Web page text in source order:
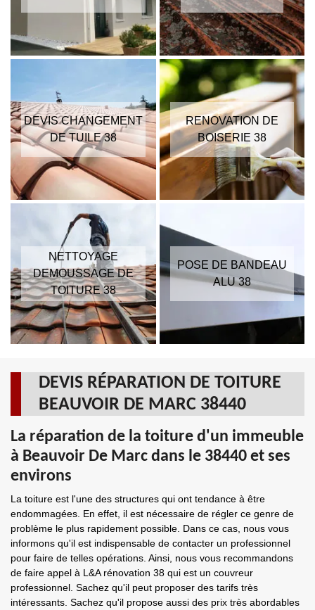
DEVIS CHANGEMENT
DE TUILE 38
RENOVATION DE
BOISERIE 38
NETTOYAGE
DEMOUSSAGE DE
TOITURE 38
POSE DE BANDEAU
ALU 38
DEVIS RÉPARATION DE TOITURE
BEAUVOIR DE MARC 38440
La réparation de la toiture d'un immeuble
à Beauvoir De Marc dans le 38440 et ses
environs
La toiture est l'une des structures qui ont tendance à être
endommagées. En effet, il est nécessaire de régler ce genre de
problème le plus rapidement possible. Dans ce cas, nous vous
informons qu'il est indispensable de contacter un professionnel
pour faire de telles opérations. Ainsi, nous vous recommandons
de faire appel à L&A rénovation 38 qui est un couvreur
professionnel. Sachez qu'il peut proposer des tarifs très
intéressants. Sachez qu'il propose aussi des prix très abordables